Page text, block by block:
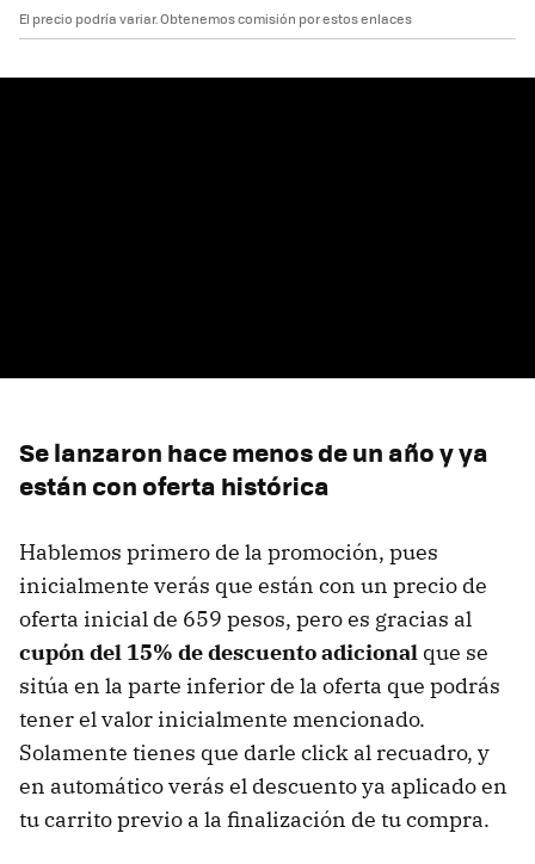
El precio podría variar. Obtenemos comisión por estos enlaces
Se lanzaron hace menos de un año y ya
están con oferta histórica
Hablemos primero de la promoción, pues
inicialmente verás que están con un precio de
oferta inicial de 659 pesos, pero es gracias al
cupón del 15% de descuento adicional que se
sitúa en la parte inferior de la oferta que podrás
tener el valor inicialmente mencionado.
Solamente tienes que darle click al recuadro, y
en automático verás el descuento ya aplicado en
tu carrito previo a la finalización de tu compra.